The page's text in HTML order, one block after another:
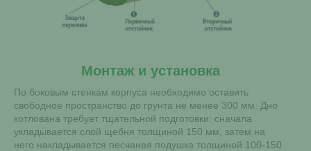
Монтаж и установка
По боковым стенкам корпуса необходимо оставить
свободное пространство до грунта не менее 300 мм. Дно
котлована требует тщательной подготовки: сначала
укладывается слой щебня толщиной 150 мм, затем на
него накладывается песчаная подушка толщиной 100-150